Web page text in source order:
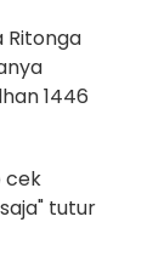
Ritonga
1446
cek
tutur